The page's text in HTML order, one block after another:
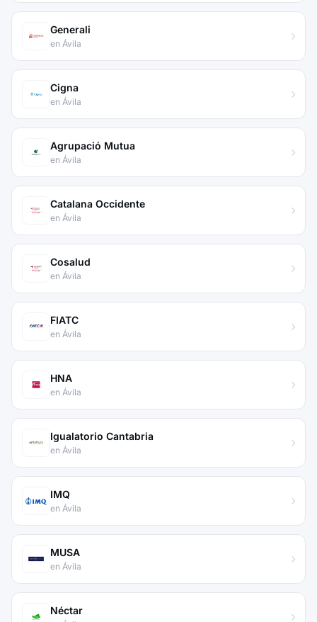
Generali
en Ávila
Cigna
en Ávila
Agrupació Mutua
en Ávila
Catalana Occidente
en Ávila
Cosalud
en Ávila
FIATC
en Ávila
HNA
en Ávila
Igualatorio Cantabria
en Ávila
IMQ
en Ávila
MUSA
en Ávila
Néctar